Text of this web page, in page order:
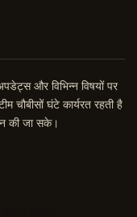
और विभिन्न विषयों पर
चौबीसों घंटे कार्यरत रहती है
की जा सके।